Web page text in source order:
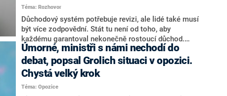
Téma: Rozhovor
Důchodový systém potřebuje revizi, ale lidé také musí
být více zodpovědní. Stát tu není od toho, aby
každému garantoval nekonečně rostoucí důchod.
Chybí tu nový systém a my ho představíme,řekl
hejtman Jihočeského kraje a předseda hnutí Naše
Česko Martin Kuba v rozhovoru pro CNN Prima NEWS.
V čele státu pak podle něj nemůže být člověk, který by
střetem zájmů omezoval čerpání financí a rozvoj,
Úmorné, ministři s námi nechodí do
debat, popsal Grolich situaci v opozici.
Chystá velký krok
Téma: Opozice